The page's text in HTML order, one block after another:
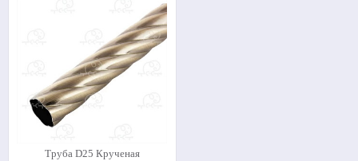
Труба D25 Крученая